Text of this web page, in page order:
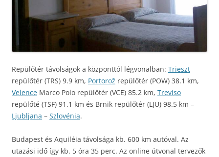
Repülőtér távolságok a központtól légvonalban: Trieszt
repülőtér (TRS) 9.9 km, Portorož repülőtér (POW) 38.1 km,
Velence Marco Polo repülőtér (VCE) 85.2 km, Treviso
repülőté (TSF) 91.1 km és Brnik repülőtér (LJU) 98.5 km –
Ljubljana – Szlovénia.
Budapest és Aquiléia távolsága kb. 600 km autóval. Az
utazási idő így kb. 5 óra 35 perc. Az online útvonal tervezők